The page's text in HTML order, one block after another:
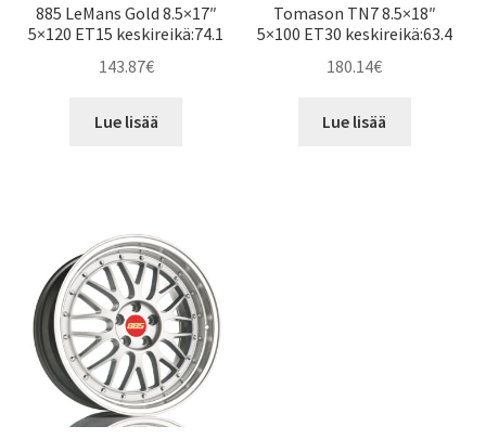
885 LeMans Gold 8.5×17″
5×120 ET15 keskireikä:74.1
143.87€
Lue lisää
Tomason TN7 8.5×18″
5×100 ET30 keskireikä:63.4
180.14€
Lue lisää